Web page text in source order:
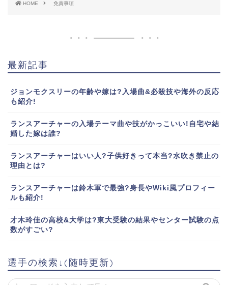
HOME 免責事項
最新記事
ジョンモクスリーの年齢や嫁は?入場曲&必殺技や海外の反応
も紹介!
ランスアーチャーの入場テーマ曲や技がかっこいい!自宅や結
婚した嫁は誰?
ランスアーチャーはいい人?子供好きって本当?水吹き禁止の
理由とは?
ランスアーチャーは鈴木軍で最強?身長やWiki風プロフィー
ルも紹介!
才木玲佳の高校&大学は?東大受験の結果やセンター試験の点
数がすごい?
選手の検索↓(随時更新)